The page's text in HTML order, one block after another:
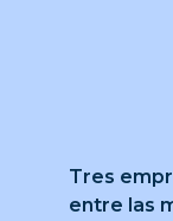
Tres
entre las